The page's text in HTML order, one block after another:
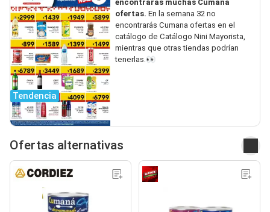
Tendencia
encontrarás muchas Cumana
ofertas. En la semana 32 no
encontrarás Cumana ofertas en el
catálogo de Catálogo Nini Mayorista,
mientras que otras tiendas podrían
tenerlas.👀
Ofertas alternativas